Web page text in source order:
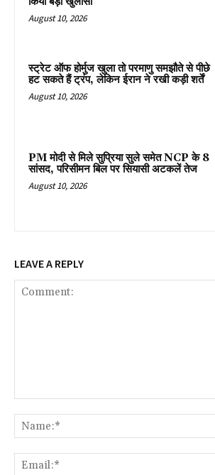
August 10, 2026
स्ट्रेट ऑफ होर्मुज खुला तो परमाणु समझौते से पीछे
हट सकते हैं ट्रंप, लेकिन ईरान ने रखी कड़ी शर्तें
August 10, 2026
PM मोदी से मिले सुप्रिया सुले समेत NCP के 8
सांसद, परिसीमन बिल पर सियासी अटकलें तेज
August 10, 2026
LEAVE A REPLY